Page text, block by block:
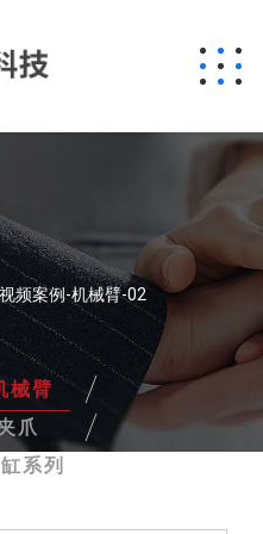
频案例-机械臂-02
械臂 /
爪 /
系列